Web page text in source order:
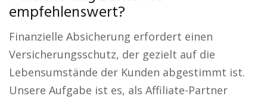
empfehlenswert?
Finanzielle Absicherung erfordert einen
Versicherungsschutz, der gezielt auf die
Lebensumstände der Kunden abgestimmt ist.
Unsere Aufgabe ist es, als Affiliate-Partner